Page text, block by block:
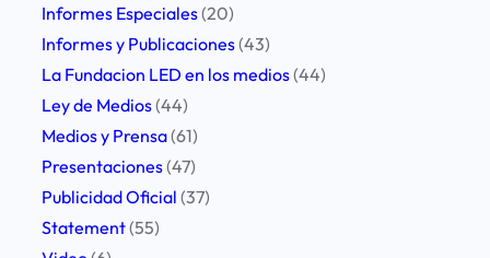
e
d
e
l
C
o
n
s
r
s
Informes Especiales(20)
Informes y Publicaciones(43)
La Fundacion LED en los medios(44)
Ley de Medios(44)
Medios y Prensa(61)
Presentaciones(47)
Publicidad Oficial (37)
Statement(55)